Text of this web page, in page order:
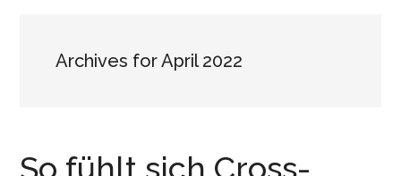
Archives for April 2022
So fühlt sich Cross-